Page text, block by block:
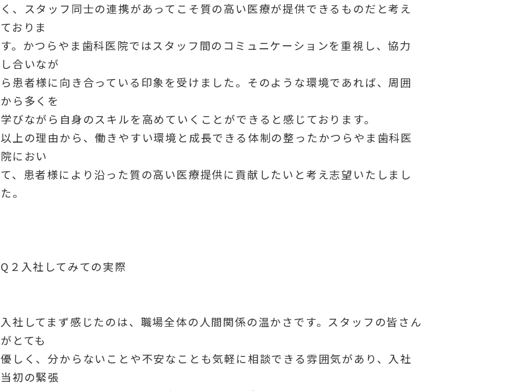
く、スタッフ同士の連携があってこそ質の高い医療が提供できるものだと考え
ておりま
す。かつらやま歯科医院ではスタッフ間のコミュニケーションを重視し、協力
し合いなが
ら患者様に向き合っている印象を受けました。そのような環境であれば、周囲
から多くを
学びながら自身のスキルを高めていくことができると感じております。
以上の理由から、働きやすい環境と成長できる体制の整ったかつらやま歯科医
院におい
て、患者様により沿った質の高い医療提供に貢献したいと考え志望いたしまし
た。
Q２入社してみての実際
入社してまず感じたのは、職場全体の人間関係の温かさです。スタッフの皆さん
がとても
優しく、分からないことや不安なことも気軽に相談できる雰囲気があり、入社
当初の緊張